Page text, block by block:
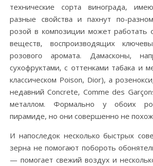
технические сорта винограда,
разные свойства и пахнут по-
розой в композиции может работать
веществ, воспроизводящих
розового аромата. Дамасконы,
сухофруктами, с оттенками табака и
классическом Poison, Dior), а
недавний Concrete, Comme des
металлом. Формально у обоих
пирамиде, но они совершенно не
И напоследок несколько быстрых
зерна не помогают побороть
— помогает свежий воздух и